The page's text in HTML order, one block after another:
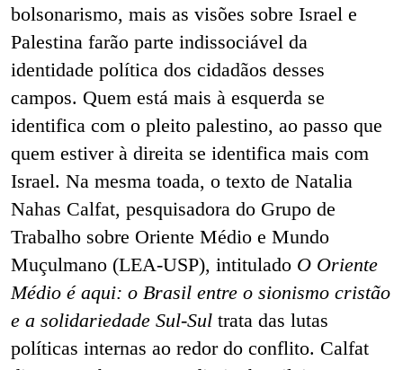
bolsonarismo, mais as visões sobre Israel e
Palestina farão parte indissociável da
identidade política dos cidadãos desses
campos. Quem está mais à esquerda se
identifica com o pleito palestino, ao passo que
quem estiver à direita se identifica mais com
Israel. Na mesma toada, o texto de Natalia
Nahas Calfat, pesquisadora do Grupo de
Trabalho sobre Oriente Médio e Mundo
Muçulmano (LEA-USP), intitulado O Oriente
Médio é aqui: o Brasil entre o sionismo cristão
e a solidariedade Sul-Sul trata das lutas
políticas internas ao redor do conflito. Calfat